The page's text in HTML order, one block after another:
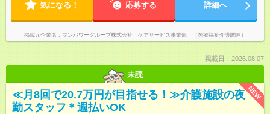
気になる！ 応募する 詳細へ
掲載元企業名 マンパワーグループ株式会社 ケアサービス事業部 （医療福祉介護関連）
掲載日：2026.08.07
未読
NEW
≪月8回で20.7万円が目指せる！≫介護施設の夜
勤スタッフ＊週払いOK